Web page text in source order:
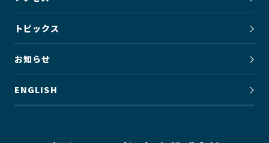
トピックス
お知らせ
ENGLISH